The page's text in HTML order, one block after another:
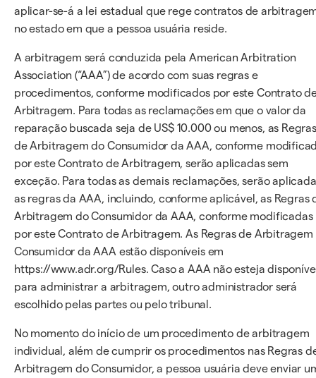
aplicar-se-á a lei estadual que rege contratos de
no estado em que a pessoa usuária reside.
A arbitragem será conduzida pela American Arbitration
Association (“AAA”) de acordo com suas regras e
procedimentos, conforme modificados por este Contrato
Arbitragem. Para todas as reclamações em que o valor da
reparação buscada seja de US$ 10.000 ou menos, as Regras
de Arbitragem do Consumidor da AAA, conforme
por este Contrato de Arbitragem, serão aplicadas sem
exceção. Para todas as demais reclamações, serão
as regras da AAA, incluindo, conforme aplicável, as Regras
Arbitragem do Consumidor da AAA, conforme modificadas
por este Contrato de Arbitragem. As Regras de Arbitragem
Consumidor da AAA estão disponíveis em
https://www.adr.org/Rules. Caso a AAA não esteja
para administrar a arbitragem, outro administrador será
escolhido pelas partes ou pelo tribunal.
No momento do início de um procedimento de arbitragem
individual, além de cumprir os procedimentos nas Regras
Arbitragem do Consumidor, a pessoa usuária deve enviar